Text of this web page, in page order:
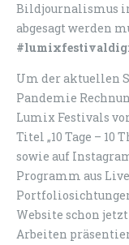
Bildjournalismus
abgesagt werden
Um der aktuellen
Pandemie
Lumix Festivals
Titel „10 Tage – 10
sowie auf
Programm aus
Website schon
Arbeiten